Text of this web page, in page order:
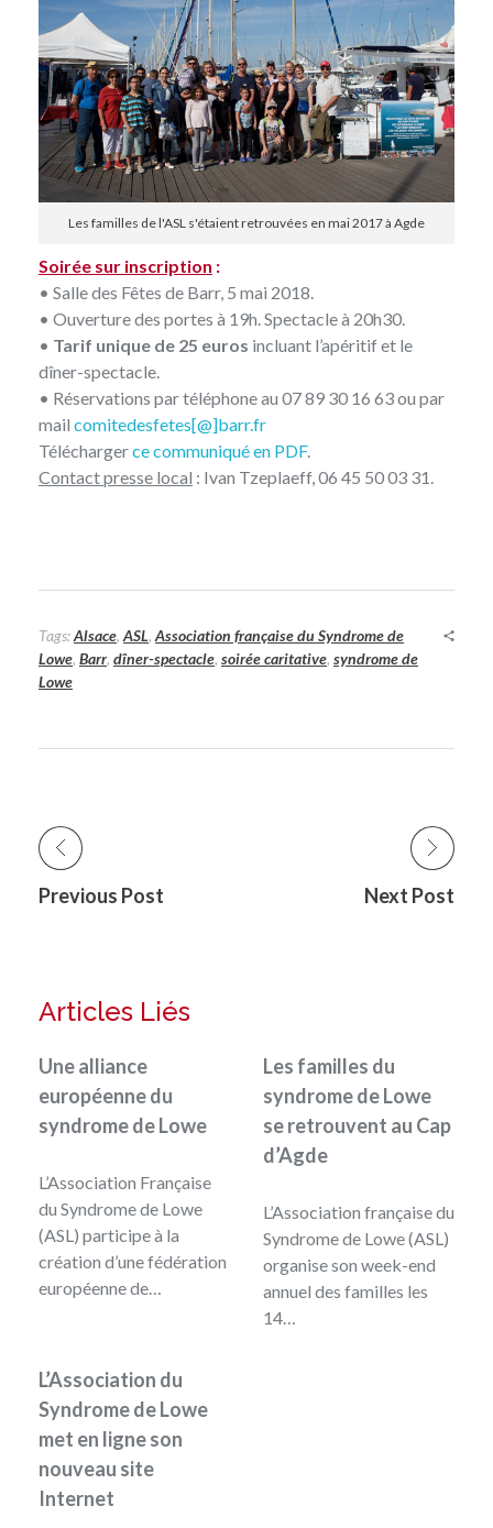
Les familles de l'ASL s'étaient retrouvées en mai 2017 à Agde
Soirée sur inscription :
• Salle des Fêtes de Barr, 5 mai 2018.
• Ouverture des portes à 19h. Spectacle à 20h30.
• Tarif unique de 25 euros incluant l’apéritif et le
dîner-spectacle.
• Réservations par téléphone au 07 89 30 16 63 ou par
mail comitedesfetes[@]barr.fr
Téléchargerce communiqué en PDF.
Contact presse local : Ivan Tzeplaeff, 06 45 50 03 31.
Tags:Alsace,ASL,Association française du Syndrome de
Lowe, Barr, dîner-spectacle, soirée caritative, syndrome de
Lowe
Previous Post Next Post
Articles Liés
Une alliance
européenne du
syndrome de Lowe
L’Association Française
du Syndrome de Lowe
(ASL) participe à la
création d’une fédération
européenne de…
Les familles du
syndrome de Lowe
se retrouvent au Cap
d’Agde
L’Association française du
Syndrome de Lowe (ASL)
organise son week-end
annuel des familles les
14…
L’Association du
Syndrome de Lowe
met en ligne son
nouveau site
Internet